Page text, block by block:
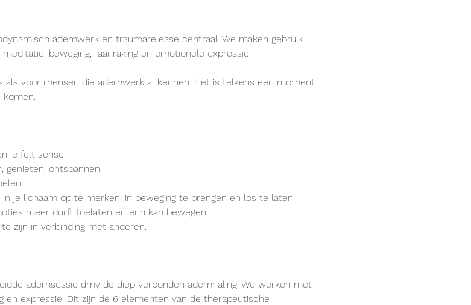
ademwerk en traumarelease centraal. We maken gebruik
beweging,  aanraking en emotionele expressie.
voor mensen die ademwerk al kennen. Het is telkens een moment
komen.
je felt sense
genieten, ontspannen
je lichaam op te merken, in beweging te brengen en los te laten
meer durft toelaten en erin kan bewegen
zijn in verbinding met anderen.
ademsessie dmv de diep verbonden ademhaling. We werken met
en expressie. Dit zijn de 6 elementen van de therapeutische